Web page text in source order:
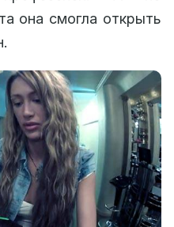
она смогла открыть